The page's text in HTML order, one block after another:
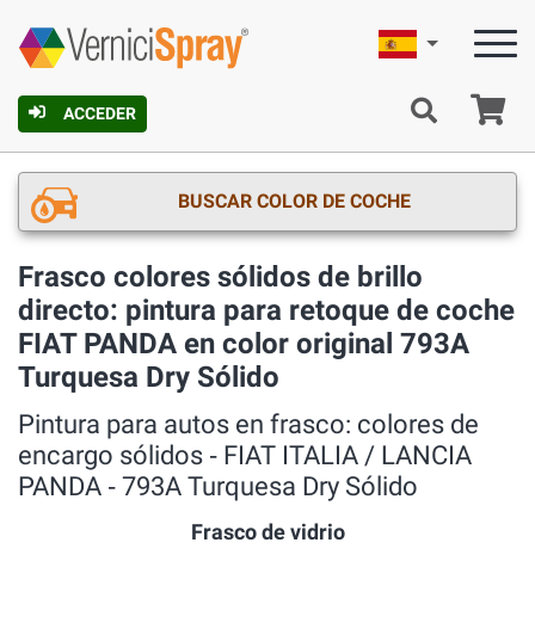
ACCEDER
Español
BUSCAR COLOR DE COCHE
Frasco colores sólidos de brillo
directo: pintura para retoque de coche
FIAT PANDA en color original 793A
Turquesa Dry Sólido
Pintura para autos en frasco: colores de
encargo sólidos ‐ FIAT ITALIA / LANCIA
PANDA ‐ 793A Turquesa Dry Sólido
Frasco de vidrio